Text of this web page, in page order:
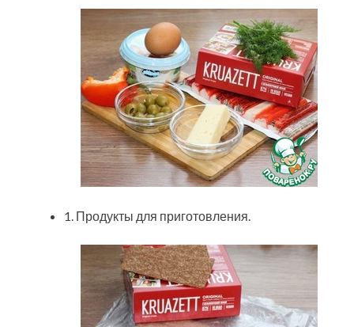
1. Продукты для приготовления.